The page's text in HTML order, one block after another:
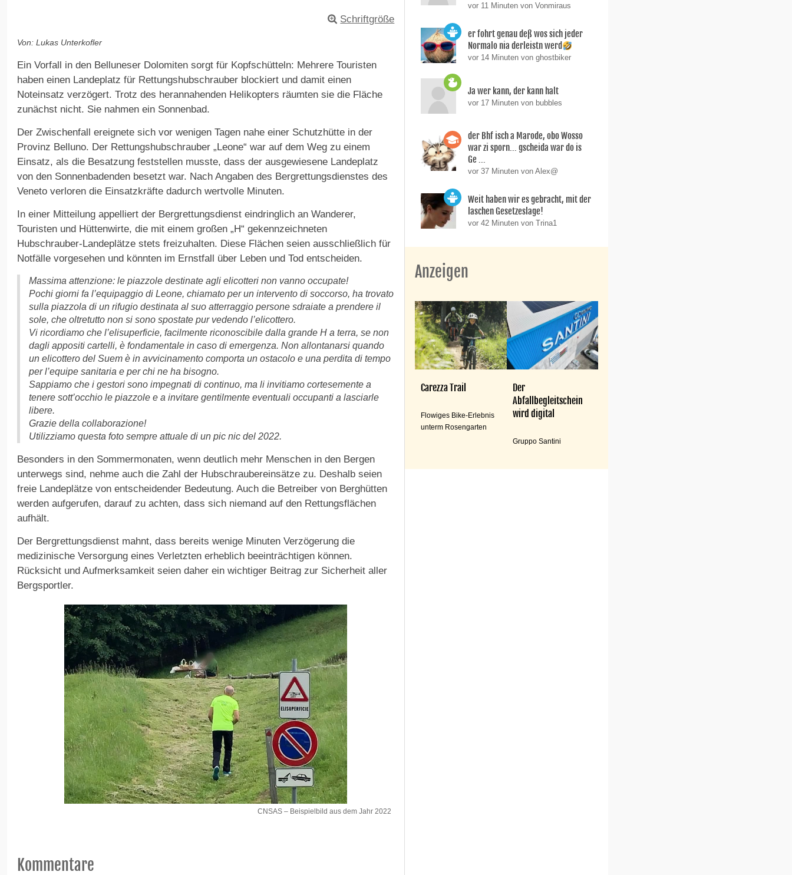
Schriftgröße
Von: Lukas Unterkofler
Ein Vorfall in den Belluneser Dolomiten sorgt für Kopfschütteln: Mehrere Touristen
haben einen Landeplatz für Rettungshubschrauber blockiert und damit einen
Noteinsatz verzögert. Trotz des herannahenden Helikopters räumten sie die Fläche
zunächst nicht. Sie nahmen ein Sonnenbad.
Der Zwischenfall ereignete sich vor wenigen Tagen nahe einer Schutzhütte in der
Provinz Belluno. Der Rettungshubschrauber „Leone“ war auf dem Weg zu einem
Einsatz, als die Besatzung feststellen musste, dass der ausgewiesene Landeplatz
von den Sonnenbadenden besetzt war. Nach Angaben des Bergrettungsdienstes des
Veneto verloren die Einsatzkräfte dadurch wertvolle Minuten.
In einer Mitteilung appelliert der Bergrettungsdienst eindringlich an Wanderer,
Touristen und Hüttenwirte, die mit einem großen „H“ gekennzeichneten
Hubschrauber-Landeplätze stets freizuhalten. Diese Flächen seien ausschließlich für
Notfälle vorgesehen und könnten im Ernstfall über Leben und Tod entscheiden.
Massima attenzione: le piazzole destinate agli elicotteri non vanno occupate!
Pochi giorni fa l’equipaggio di Leone, chiamato per un intervento di soccorso, ha trovato
sulla piazzola di un rifugio destinata al suo atterraggio persone sdraiate a prendere il
sole, che oltretutto non si sono spostate pur vedendo l’elicottero.
Vi ricordiamo che l’elisuperficie, facilmente riconoscibile dalla grande H a terra, se non
dagli appositi cartelli, è fondamentale in caso di emergenza. Non allontanarsi quando
un elicottero del Suem è in avvicinamento comporta un ostacolo e una perdita di tempo
per l’equipe sanitaria e per chi ne ha bisogno.
Sappiamo che i gestori sono impegnati di continuo, ma li invitiamo cortesemente a
tenere sott’occhio le piazzole e a invitare gentilmente eventuali occupanti a lasciarle
libere.
Grazie della collaborazione!
Utilizziamo questa foto sempre attuale di un pic nic del 2022.
Besonders in den Sommermonaten, wenn deutlich mehr Menschen in den Bergen
unterwegs sind, nehme auch die Zahl der Hubschraubereinsätze zu. Deshalb seien
freie Landeplätze von entscheidender Bedeutung. Auch die Betreiber von Berghütten
werden aufgerufen, darauf zu achten, dass sich niemand auf den Rettungsflächen
aufhält.
Der Bergrettungsdienst mahnt, dass bereits wenige Minuten Verzögerung die
medizinische Versorgung eines Verletzten erheblich beeinträchtigen können.
Rücksicht und Aufmerksamkeit seien daher ein wichtiger Beitrag zur Sicherheit aller
Bergsportler.
CNSAS – Beispielbild aus dem Jahr 2022
Kommentare
vor 11 Minuten von Vonmiraus
er fohrt genau deß wos sich jeder
Normalo nia derleistn werd
vor 14 Minuten von ghostbiker
Ja wer kann, der kann halt
vor 17 Minuten von bubbles
der Bhf isch a Marode, obo Wosso
war zi sporn... gscheida war do is
Ge ...
vor 37 Minuten von Alex@
Weit haben wir es gebracht, mit der
laschen Gesetzeslage!
vor 42 Minuten von Trina1
Anzeigen
Carezza Trail
Flowiges Bike-Erlebnis
unterm Rosengarten
Der
Abfallbegleitschein
wird digital
Gruppo Santini